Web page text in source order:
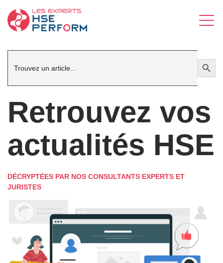
Search
Search Button
Retrouvez vos
actualités HSE
DÉCRYPTÉES PAR NOS CONSULTANTS EXPERTS ET
JURISTES